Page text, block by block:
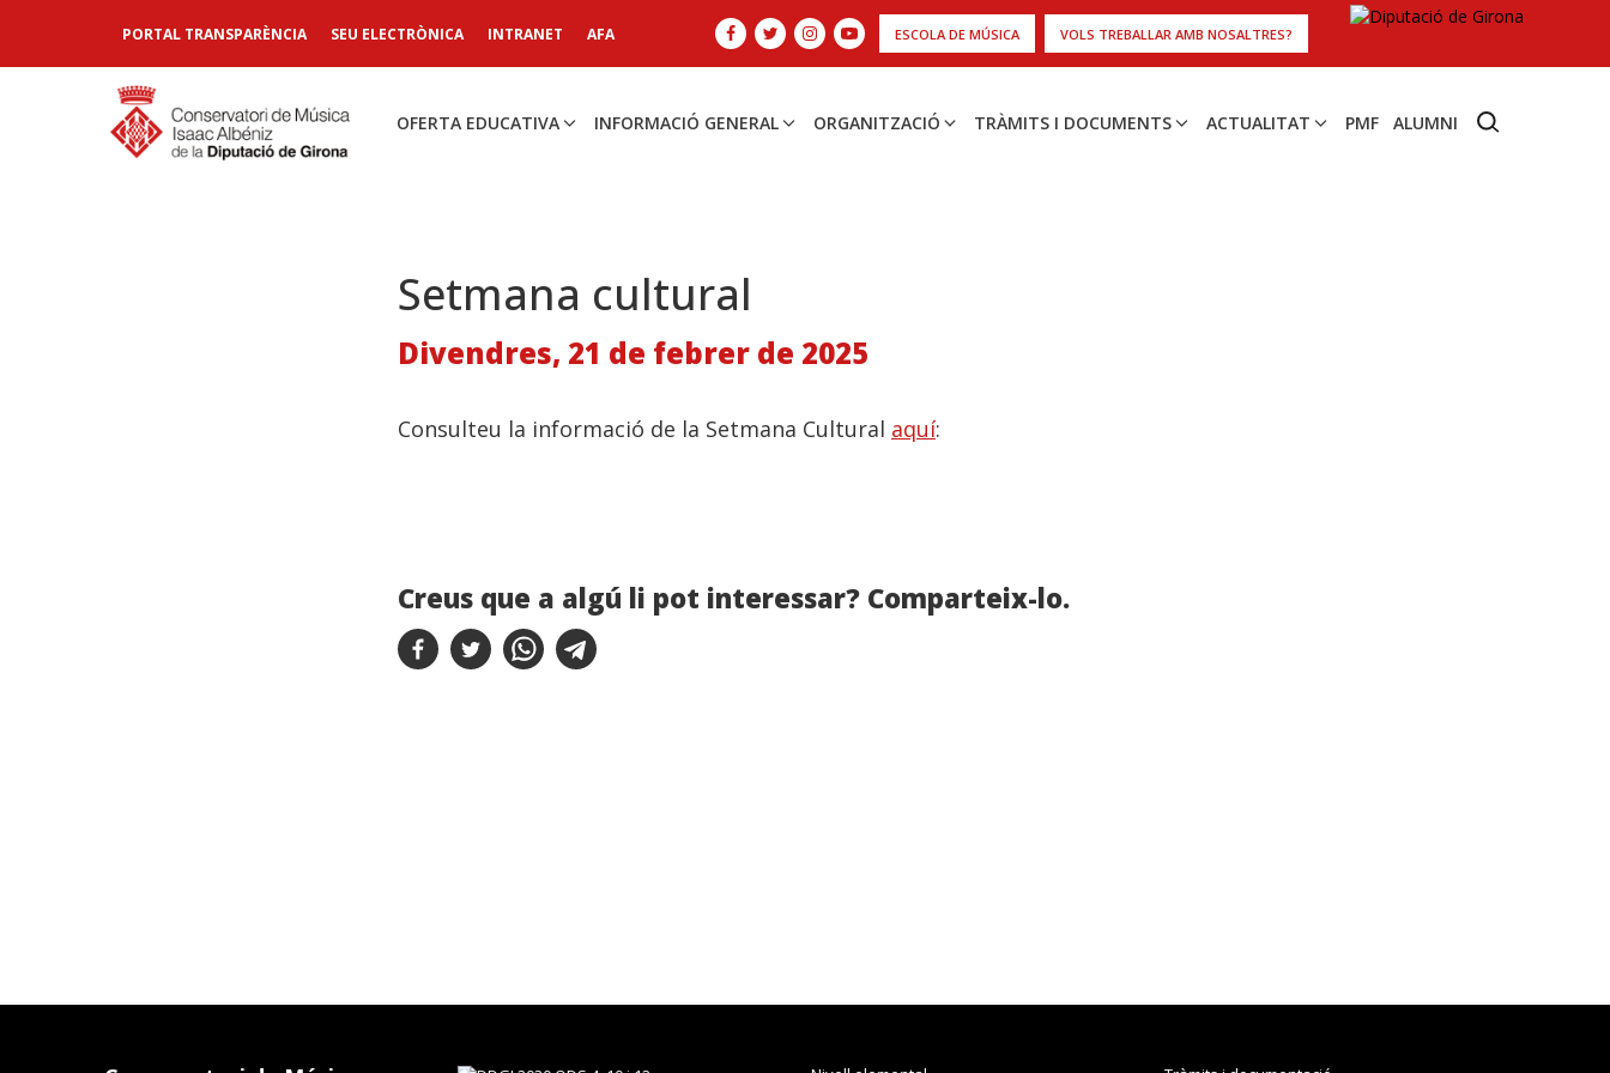
PORTAL TRANSPARÈNCIA SEU ELECTRÒNICA INTRANET AFA ESCOLA DE MÚSICA VOLS TREBALLAR AMB NOSALTRES?
OFERTA EDUCATIVA INFORMACIÓ GENERAL ORGANITZACIÓ TRÀMITS I DOCUMENTS ACTUALITAT PMF ALUMNI
Setmana cultural
Divendres, 21 de febrer de 2025
Consulteu la informació de la Setmana Cultural aquí:
Creus que a algú li pot interessar? Comparteix-lo.